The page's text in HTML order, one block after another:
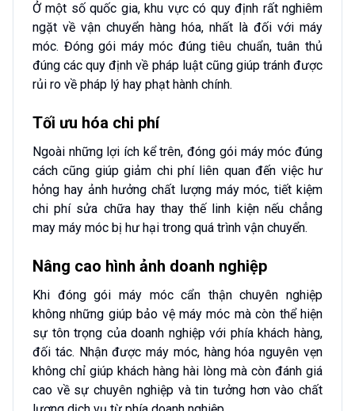
Ở một số quốc gia, khu vực có quy định rất nghiêm
ngặt về vận chuyển hàng hóa, nhất là đối với máy
móc. Đóng gói máy móc đúng tiêu chuẩn, tuân thủ
đúng các quy định về pháp luật cũng giúp tránh được
rủi ro về pháp lý hay phạt hành chính.
Tối ưu hóa chi phí
Ngoài những lợi ích kể trên, đóng gói máy móc đúng
cách cũng giúp giảm chi phí liên quan đến việc hư
hỏng hay ảnh hưởng chất lượng máy móc, tiết kiệm
chi phí sửa chữa hay thay thế linh kiện nếu chẳng
may máy móc bị hư hại trong quá trình vận chuyển.
Nâng cao hình ảnh doanh nghiệp
Khi đóng gói máy móc cẩn thận chuyên nghiệp
không những giúp bảo vệ máy móc mà còn thể hiện
sự tôn trọng của doanh nghiệp với phía khách hàng,
đối tác. Nhận được máy móc, hàng hóa nguyên vẹn
không chỉ giúp khách hàng hài lòng mà còn đánh giá
cao về sự chuyên nghiệp và tin tưởng hơn vào chất